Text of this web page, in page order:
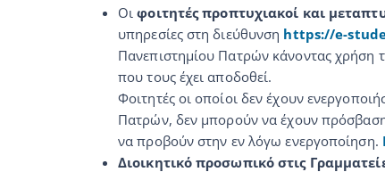
Οιφοιτητές προπτυχιακοί και
υπηρεσίες στη διεύθυνση https://e-
Πανεπιστημίου Πατρών κάνοντας χρήση
που τους έχει αποδοθεί.
Φοιτητές οι οποίοι δεν έχουν
Πατρών, δεν μπορούν να έχουν
να προβούν στην εν λόγω ενεργοποίηση.
Διοικητικό προσωπικό στις